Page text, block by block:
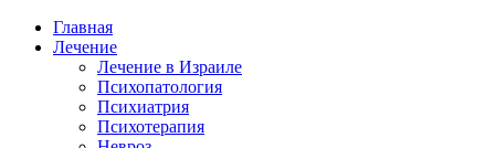
Главная
Лечение
Лечение в Израиле
Психопатология
Психиатрия
Психотерапия